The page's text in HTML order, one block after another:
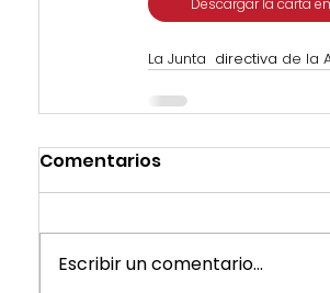
Descargar la carta en
La Junta directiva de la
Comentarios
Escribir un comentario...